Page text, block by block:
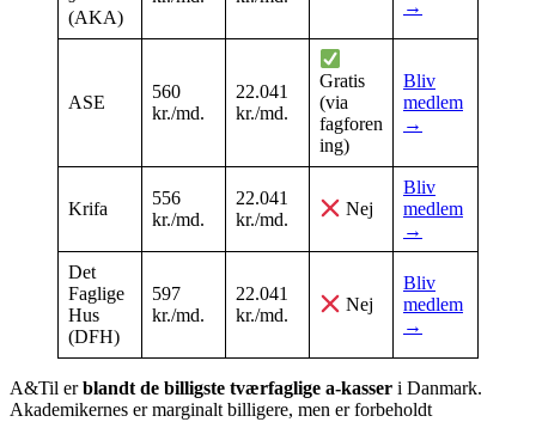
(AKA)
→
ASE
560
kr./md.
22.041
kr./md.
Gratis
(via
fagforen
ing)
Bliv
medlem
→
Krifa
556
kr./md.
22.041
kr./md.
Nej
Bliv
medlem
→
Det
Faglige
Hus
(DFH)
597
kr./md.
22.041
kr./md.
Nej
Bliv
medlem
→
A&Til erblandt de billigste tværfaglige a-kasser i Danmark.
Akademikernes er marginalt billigere, men er forbeholdt